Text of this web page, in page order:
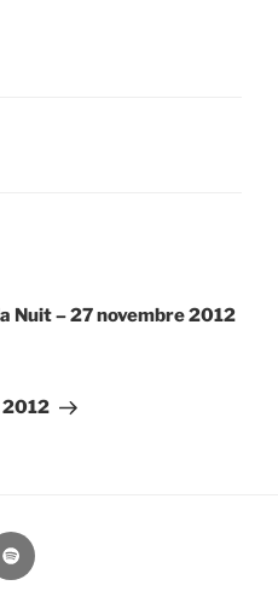
Nuit – 27 novembre 2012
2012
Spotify